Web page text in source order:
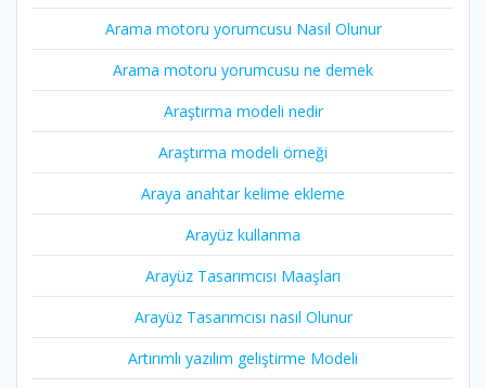
Arama motoru yorumcusu Nasıl Olunur
Arama motoru yorumcusu ne demek
Araştırma modeli nedir
Araştırma modeli örneği
Araya anahtar kelime ekleme
Arayüz kullanma
Arayüz Tasarımcısı Maaşları
Arayüz Tasarımcısı nasıl Olunur
Artırımlı yazılım geliştirme Modeli